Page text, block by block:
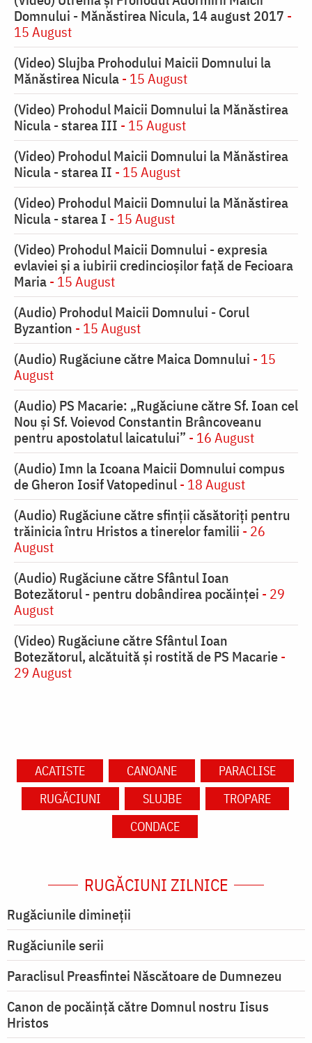
Domnului - Mănăstirea Nicula, 14 august 2017 -
15 August
(Video) Slujba Prohodului Maicii Domnului la
Mănăstirea Nicula- 15 August
(Video) Prohodul Maicii Domnului la Mănăstirea
Nicula - starea III - 15 August
(Video) Prohodul Maicii Domnului la Mănăstirea
Nicula - starea II - 15 August
(Video) Prohodul Maicii Domnului la Mănăstirea
Nicula - starea I - 15 August
(Video) Prohodul Maicii Domnului - expresia
evlaviei și a iubirii credincioșilor față de Fecioara
Maria- 15 August
(Audio) Prohodul Maicii Domnului - Corul
Byzantion - 15 August
(Audio) Rugăciune către Maica Domnului - 15
August
(Audio) PS Macarie: „Rugăciune către Sf. Ioan cel
Nou și Sf. Voievod Constantin Brâncoveanu
pentru apostolatul laicatului” - 16 August
(Audio) Imn la Icoana Maicii Domnului compus
de Gheron Iosif Vatopedinul- 18 August
(Audio) Rugăciune către sfinții căsătoriți pentru
trăinicia întru Hristos a tinerelor familii - 26
August
(Audio) Rugăciune către Sfântul Ioan
Botezătorul - pentru dobândirea pocăinței - 29
August
(Video) Rugăciune către Sfântul Ioan
Botezătorul, alcătuită și rostită de PS Macarie-
29 August
ACATISTE CANOANE
PARACLISE
RUGĂCIUNI
SLUJBE
TROPARE
CONDACE
RUGĂCIUNI ZILNICE
Rugăciunile dimineții
Rugăciunile serii
Paraclisul Preasfintei Născătoare de Dumnezeu
Canon de pocăință către Domnul nostru Iisus
Hristos